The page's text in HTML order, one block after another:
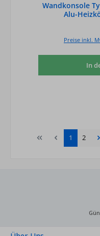
Wandkonsole
Alu-
Preise inkl.
In
Seite
1 Seite
2